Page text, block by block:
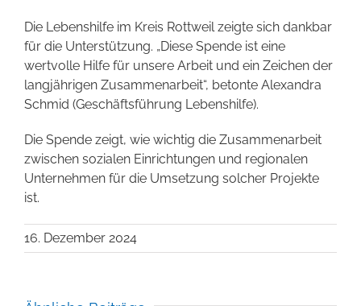
Die Lebenshilfe im Kreis Rottweil zeigte sich dankbar
für die Unterstützung. „Diese Spende ist eine
wertvolle Hilfe für unsere Arbeit und ein Zeichen der
langjährigen Zusammenarbeit“, betonte Alexandra
Schmid (Geschäftsführung Lebenshilfe).
Die Spende zeigt, wie wichtig die Zusammenarbeit
zwischen sozialen Einrichtungen und regionalen
Unternehmen für die Umsetzung solcher Projekte
ist.
16. Dezember 2024